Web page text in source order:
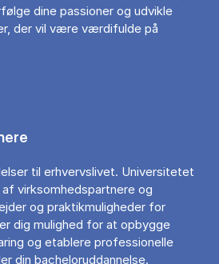
dine passioner og udvikle
der vil være værdifulde på
til erhvervslivet. Universitetet
virksomhedspartnere og
og praktikmuligheder for
dig mulighed for at opbygge
og etablere professionelle
din bacheloruddannelse.